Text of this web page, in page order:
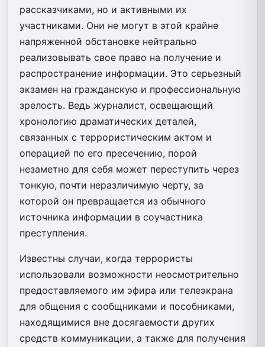
рассказчиками, но и активными их
участниками. Они не могут в этой крайне
напряженной обстановке нейтрально
реализовывать свое право на получение и
распространение информации. Это серьезный
экзамен на гражданскую и профессиональную
зрелость. Ведь журналист, освещающий
хронологию драматических деталей,
связанных с террористическим актом и
операцией по его пресечению, порой
незаметно для себя может переступить через
тонкую, почти неразличимую черту, за
которой он превращается из обычного
источника информации в соучастника
преступления.
Известны случаи, когда террористы
использовали возможности неосмотрительно
предоставляемого им эфира или телеэкрана
для общения с сообщниками и пособниками,
находящимися вне досягаемости других
средств коммуникации, а также для получения